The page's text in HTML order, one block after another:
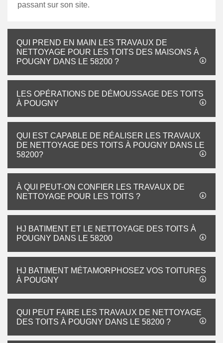
passant sur son site.
QUI PREND EN MAIN LES TRAVAUX DE
NETTOYAGE POUR LES TOITS DES MAISONS À
POUGNY DANS LE 58200 ?
LES OPÉRATIONS DE DÉMOUSSAGE DES TOITS
À POUGNY
QUI EST CAPABLE DE RÉALISER LES TRAVAUX
DE NETTOYAGE DES TOITS À POUGNY DANS LE
58200?
À QUI PEUT-ON CONFIER LES TRAVAUX DE
NETTOYAGE POUR LES TOITS ?
HJ BATIMENT ET LE NETTOYAGE DES TOITS À
POUGNY DANS LE 58200
HJ BATIMENT MÉTAMORPHOSEZ VOS TOITURES
À POUGNY
QUI PEUT FAIRE LES TRAVAUX DE NETTOYAGE
DES TOITS À POUGNY DANS LE 58200 ?